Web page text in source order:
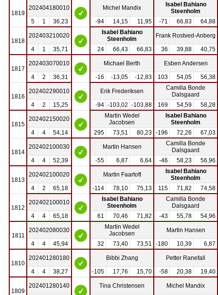
1819
202404180010 Michel Mandix
Isabel Bahiano
Steenholm
5
1 36,23 -94 14,15 11,95 -71 66,83 64,88
1818
202403210020
Isabel Bahiano
Steenholm
Frank Rostved-Anberg
4
1 35,71 24 66,43 66,83 36 39,88 40,75
1817
202403070010 Michael Berth
Esben Andersen
4
2 36,31 -16 -13,05 -12,83 103 54,05 56,38
1816
202402290010 Erik Frederiksen
Camilla Bonde
Dalsgaard
4
2 15,25 -94 -103,02 -103,88 169 54,59 58,28
1815
202402150020
Martin Wedel
Jacobsen
Isabel Bahiano
Steenholm
4
4 54,14 295 73,51 80,23 -196 72,26 67,03
1814
202402100030 Martin Hansen
Camilla Bonde
Dalsgaard
4
4 52,39 -55 6,87 6,64 -46 58,23 56,96
1813
202402100020 Martin Faartoft
Isabel Bahiano
Steenholm
4
2 65,18 -114 78,10 75,13 115 71,82 74,58
1812
202402100010
Isabel Bahiano
Steenholm
Camilla Bonde
Dalsgaard
4
4 65,18 61 70,46 71,82 -43 55,78 54,96
1811
202402080030
Martin Wedel
Jacobsen
Martin Hansen
4
4 45,94 32 73,40 73,51 -180 10,39 6,87
1810
202401280180 Bibbi Zhang
Petter Ranefall
4
4 38,27 -105 17,76 15,70 -58 20,38 19,40
1809
202401280140 Tina Christensen
Michel Mandix